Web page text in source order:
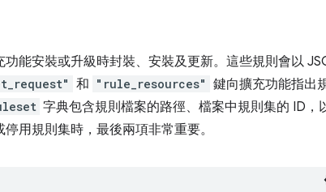
能安裝或升級時封裝、安裝及更新。這些規則會以
和 "rule_resources" 鍵向擴充功能指出
字典包含規則檔案的路徑、檔案中規則集的 ID，
用規則集時，最後兩項非常重要。